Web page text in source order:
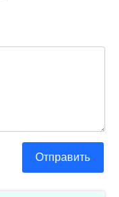
Отправить